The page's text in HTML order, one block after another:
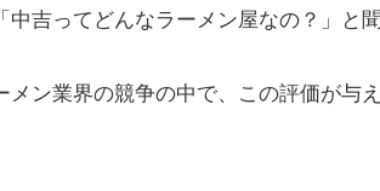
中吉ってどんなラーメン屋なの？」と
メン業界の競争の中で、この評価が与